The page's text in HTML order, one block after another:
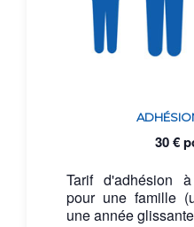
30€
Tarif d'adhésion
pour une famille
une année